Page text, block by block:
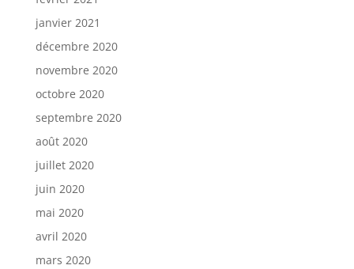
janvier 2021
décembre 2020
novembre 2020
octobre 2020
septembre 2020
août 2020
juillet 2020
juin 2020
mai 2020
avril 2020
mars 2020